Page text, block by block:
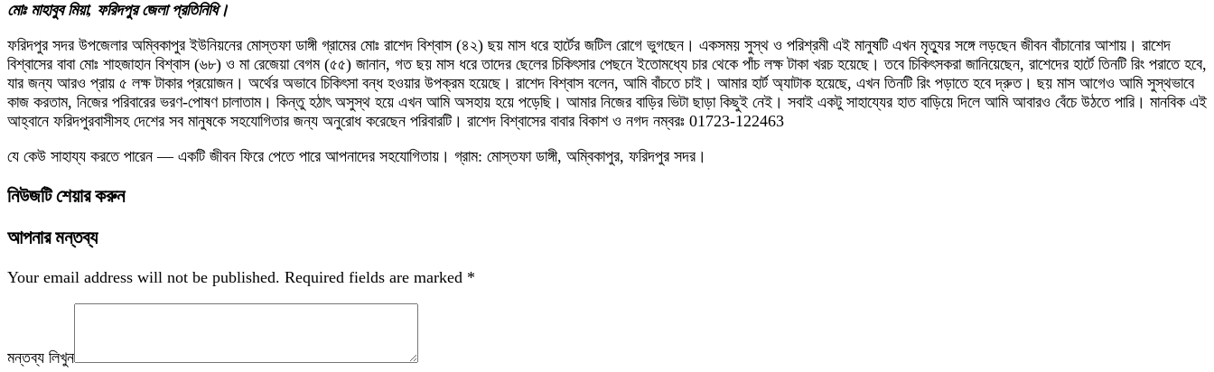
মোঃ মাহাবুব মিয়া, ফরিদপুর জেলা প্রতিনিধি।
ফরিদপুর সদর উপজেলার অম্বিকাপুর ইউনিয়নের মোস্তফা ডাঙ্গী গ্রামের মোঃ রাশেদ বিশ্বাস (৪২) ছয় মাস ধরে হার্টের জটিল রোগে ভুগছেন। একসময় সুস্থ ও পরিশ্রমী এই মানুষটি এখন মৃত্যুর সঙ্গে লড়ছেন জীবন বাঁচানোর আশায়। রাশেদ
বিশ্বাসের বাবা মোঃ শাহজাহান বিশ্বাস (৬৮) ও মা রেজেয়া বেগম (৫৫) জানান, গত ছয় মাস ধরে তাদের ছেলের চিকিৎসার পেছনে ইতোমধ্যে চার থেকে পাঁচ লক্ষ টাকা খরচ হয়েছে। তবে চিকিৎসকরা জানিয়েছেন, রাশেদের হার্টে তিনটি রিং পরাতে হবে,
যার জন্য আরও প্রায় ৫ লক্ষ টাকার প্রয়োজন। অর্থের অভাবে চিকিৎসা বন্ধ হওয়ার উপক্রম হয়েছে। রাশেদ বিশ্বাস বলেন, আমি বাঁচতে চাই। আমার হার্ট অ্যাটাক হয়েছে, এখন তিনটি রিং পড়াতে হবে দ্রুত। ছয় মাস আগেও আমি সুস্থভাবে
কাজ করতাম, নিজের পরিবারের ভরণ-পোষণ চালাতাম। কিন্তু হঠাৎ অসুস্থ হয়ে এখন আমি অসহায় হয়ে পড়েছি। আমার নিজের বাড়ির ভিটা ছাড়া কিছুই নেই। সবাই একটু সাহায্যের হাত বাড়িয়ে দিলে আমি আবারও বেঁচে উঠতে পারি। মানবিক এই
আহ্বানে ফরিদপুরবাসীসহ দেশের সব মানুষকে সহযোগিতার জন্য অনুরোধ করেছেন পরিবারটি। রাশেদ বিশ্বাসের বাবার বিকাশ ও নগদ নম্বরঃ 01723-122463
যে কেউ সাহায্য করতে পারেন — একটি জীবন ফিরে পেতে পারে আপনাদের সহযোগিতায়। গ্রাম: মোস্তফা ডাঙ্গী, অম্বিকাপুর, ফরিদপুর সদর।
নিউজটি শেয়ার করুন
আপনার মন্তব্য
Your email address will not be published. Required fields are marked *
মন্তব্য লিখুন